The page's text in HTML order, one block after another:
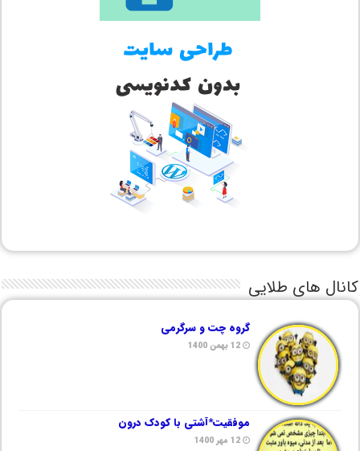
کانال های طلایی
گروه چت و سرگرمی
12 بهمن 1400
موفقیت*آشتی با کودک درون
12 مهر 1400